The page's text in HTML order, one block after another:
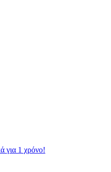
για 1 χρόνο!